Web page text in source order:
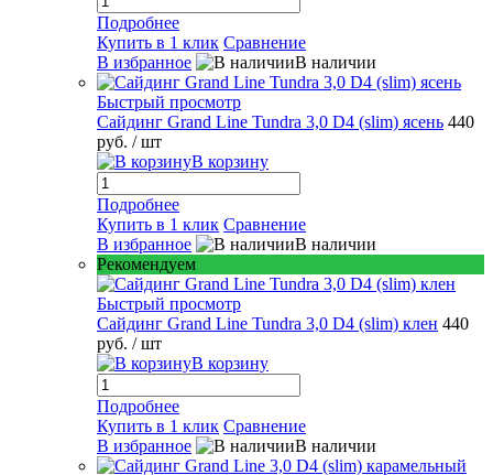
Подробнее
Купить в 1 клик Сравнение
В избранное
В наличии
Быстрый просмотр
Сайдинг Grand Line Tundra 3,0 D4 (slim) ясень 440
руб. / шт
В корзину
Подробнее
Купить в 1 клик Сравнение
В избранное
В наличии
Рекомендуем
Быстрый просмотр
Сайдинг Grand Line Tundra 3,0 D4 (slim) клен 440
руб. / шт
В корзину
Подробнее
Купить в 1 клик Сравнение
В избранное
В наличии